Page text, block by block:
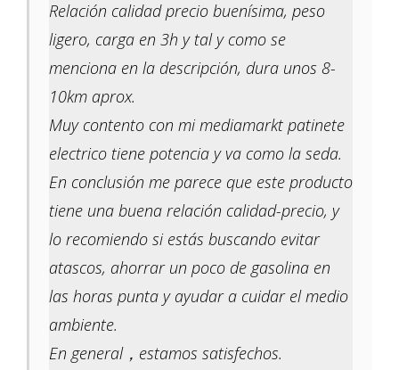
Relación calidad precio buenísima, peso
ligero, carga en 3h y tal y como se
menciona en la descripción, dura unos 8-
10km aprox.
Muy contento con mi mediamarkt patinete
electrico tiene potencia y va como la seda.
En conclusión me parece que este producto
tiene una buena relación calidad-precio, y
lo recomiendo si estás buscando evitar
atascos, ahorrar un poco de gasolina en
las horas punta y ayudar a cuidar el medio
ambiente.
En general，estamos satisfechos.